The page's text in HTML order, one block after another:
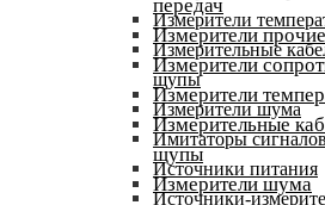
Измерители
Измерительные
щупы
Измерители шума
Имитаторы
Источники питания
Источники-
передач
Измерители прочие
Измерители
Измерители
Измерительные
щупы
Измерители шума